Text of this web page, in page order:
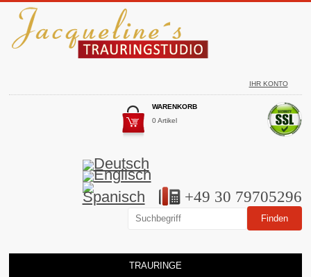
IHR KONTO
WARENKORB
0 Artikel
+49 30 79705296
TRAURINGE